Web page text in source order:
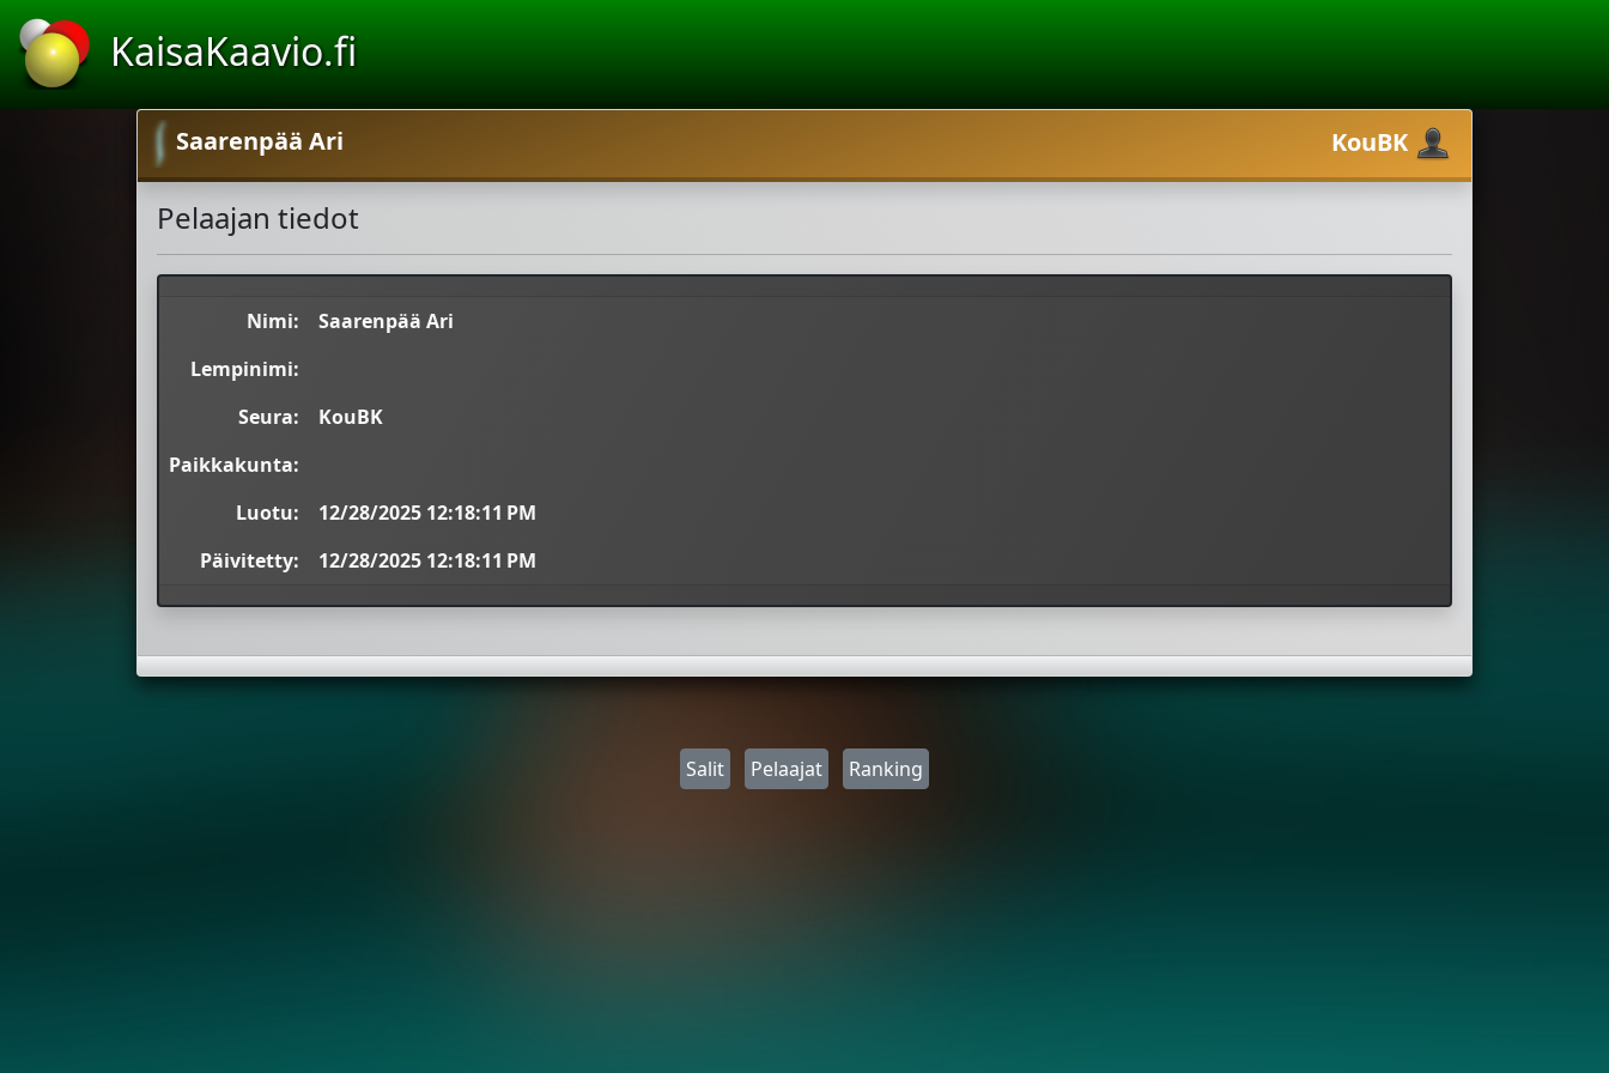
KaisaKaavio.fi
Saarenpää Ari KouBK
Pelaajan tiedot
Nimi:
Saarenpää Ari
Lempinimi:
Seura:
KouBK
Paikkakunta:
Luotu:
12/28/2025 12:18:11 PM
Päivitetty:
12/28/2025 12:18:11 PM
Salit Pelaajat Ranking